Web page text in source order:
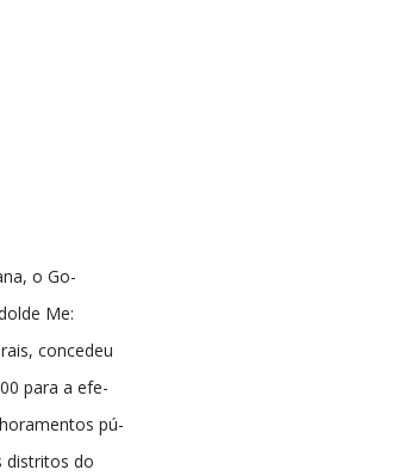
o Go-
Me:
concedeu
para a efe-
pú-
distritos do